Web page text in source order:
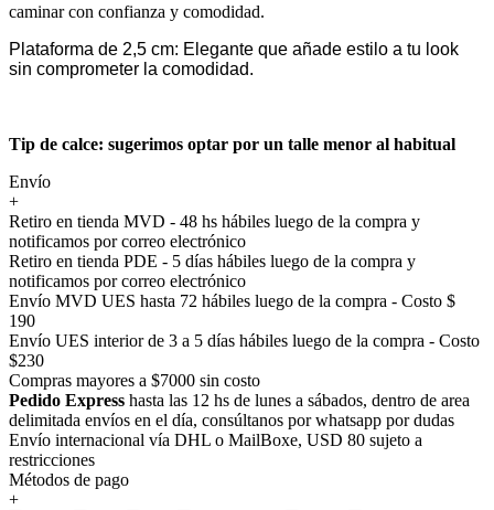
caminar con confianza y comodidad.
Plataforma de 2,5 cm: Elegante que añade estilo a tu look
sin comprometer la comodidad.
Tip de calce: sugerimos optar por un talle menor al habitual
Envío
+
Retiro en tienda MVD - 48 hs hábiles luego de la compra y
notificamos por correo electrónico
Retiro en tienda PDE - 5 días hábiles luego de la compra y
notificamos por correo electrónico
Envío MVD UES hasta 72 hábiles luego de la compra - Costo $
190
Envío UES interior de 3 a 5 días hábiles luego de la compra - Costo
$230
Compras mayores a $7000 sin costo
Pedido Express hasta las 12 hs de lunes a sábados, dentro de area
delimitada envíos en el día, consúltanos por whatsapp por dudas
Envío internacional vía DHL o MailBoxe, USD 80 sujeto a
restricciones
Métodos de pago
+